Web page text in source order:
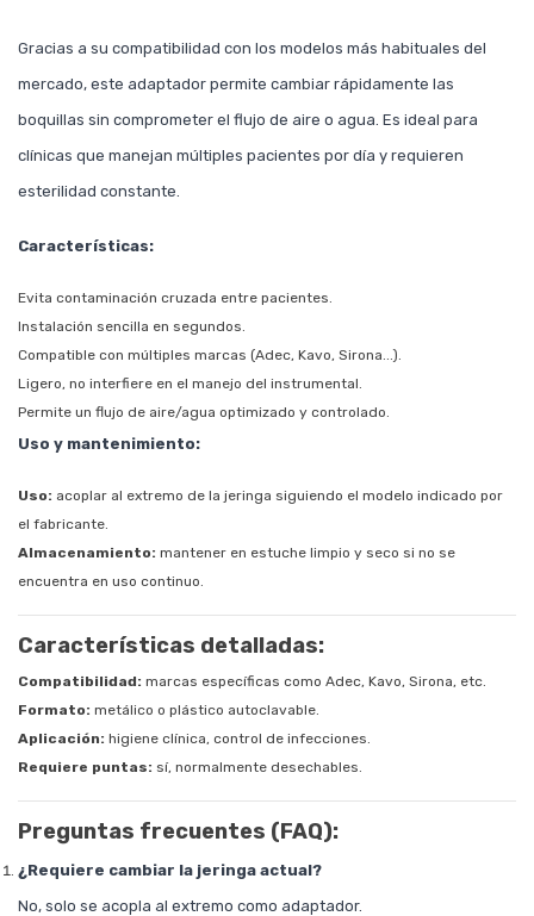
Gracias a su compatibilidad con los modelos más habituales del
mercado, este adaptador permite cambiar rápidamente las
boquillas sin comprometer el flujo de aire o agua. Es ideal para
clínicas que manejan múltiples pacientes por día y requieren
esterilidad constante.
Características:
Evita contaminación cruzada entre pacientes.
Instalación sencilla en segundos.
Compatible con múltiples marcas (Adec, Kavo, Sirona...).
Ligero, no interfiere en el manejo del instrumental.
Permite un flujo de aire/agua optimizado y controlado.
Uso y mantenimiento:
Uso: acoplar al extremo de la jeringa siguiendo el modelo indicado por
el fabricante.
Almacenamiento: mantener en estuche limpio y seco si no se
encuentra en uso continuo.
Características detalladas:
Compatibilidad: marcas específicas como Adec, Kavo, Sirona, etc.
Formato: metálico o plástico autoclavable.
Aplicación: higiene clínica, control de infecciones.
Requiere puntas: sí, normalmente desechables.
Preguntas frecuentes (FAQ):
¿Requiere cambiar la jeringa actual?
No, solo se acopla al extremo como adaptador.